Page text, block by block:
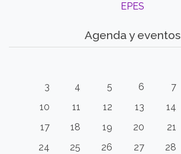
EPES
Agenda y eventos
3
4 5 6 7
10
11 12 13 14
17
18 19 20 21
24
25 26 27 28